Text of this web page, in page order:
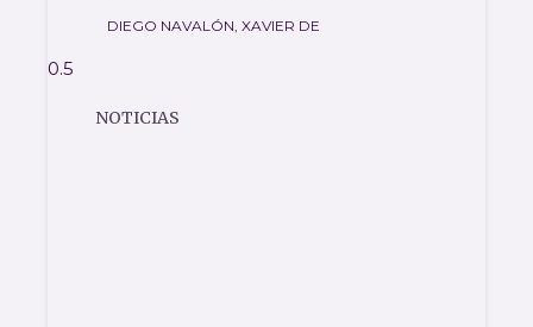
DIEGO NAVALÓN, XAVIER DE
NOTICIAS